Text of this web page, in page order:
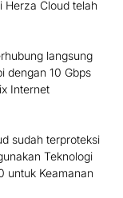
Herza Cloud telah
langsung
dengan 10 Gbps
Internet
sudah terproteksi
Teknologi
untuk Keamanan